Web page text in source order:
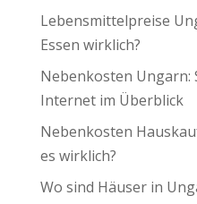
Lebensmittelpreise
Essen wirklich?
Nebenkosten Ungarn:
Internet im Überblick
Nebenkosten
es wirklich?
Wo sind Häuser in